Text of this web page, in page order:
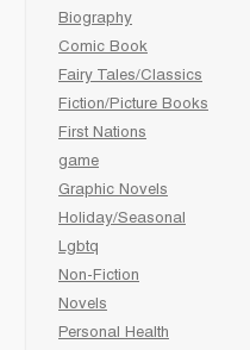
Biography
Comic Book
Fairy Tales/Classics
Fiction/Picture Books
First Nations
game
Graphic Novels
Holiday/Seasonal
Lgbtq
Non-Fiction
Novels
Personal Health